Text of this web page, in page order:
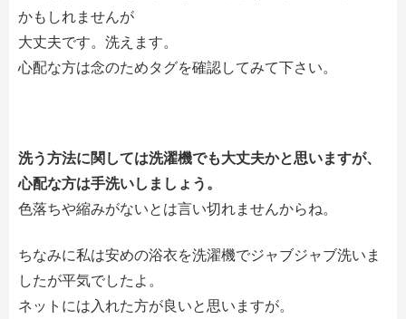
かもしれませんが
大丈夫です。洗えます。
心配な方は念のためタグを確認してみて下さい。
洗う方法に関しては洗濯機でも大丈夫かと思いますが、
心配な方は手洗いしましょう。
色落ちや縮みがないとは言い切れませんからね。
ちなみに私は安めの浴衣を洗濯機でジャブジャブ洗いま
したが平気でしたよ。
ネットには入れた方が良いと思いますが。